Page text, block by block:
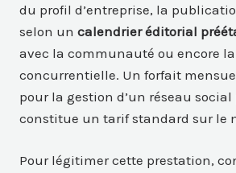
du profil d’entreprise, la
selon uncalendrier éditorial
avec la communauté ou encore
concurrentielle. Un forfait
pour la gestion d’un réseau
constitue un tarif standard sur le
Pour légitimer cette prestation,